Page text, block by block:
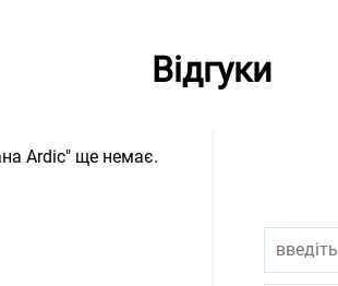
Відгуки
Ardic" ще немає.